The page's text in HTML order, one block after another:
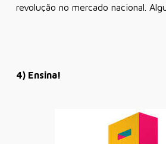
revolução no mercado nacional.
4) Ensina!